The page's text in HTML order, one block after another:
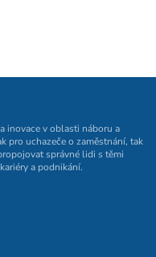
inovace v oblasti náboru a
pro uchazeče o zaměstnání, tak
správné lidi s těmi
a podnikání.